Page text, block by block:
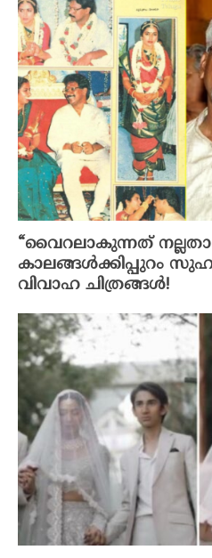
“വൈറലാകുന്നത്
കാലങ്ങൾക്കിപ്പുറം
വിവാഹ ചിത്രങ്ങൾ!